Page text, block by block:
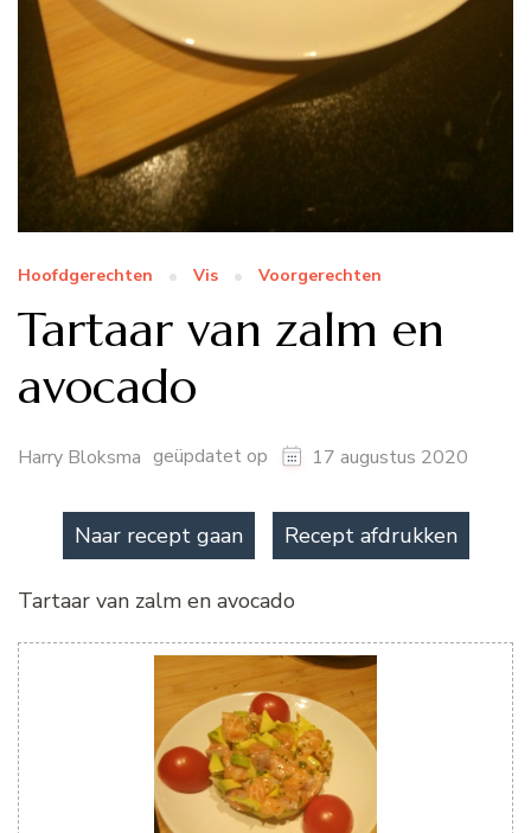
Hoofdgerechten Vis Voorgerechten
Tartaar van zalm en
avocado
Harry Bloksma geüpdatet op 17 augustus 2020
Naar recept gaan Recept afdrukken
Tartaar van zalm en avocado